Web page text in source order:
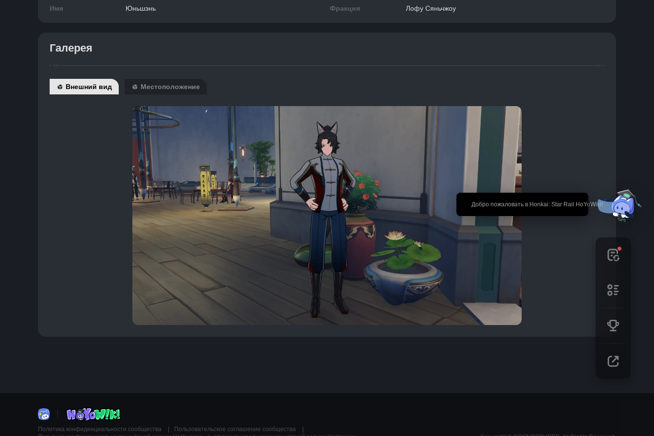
🎉 Добро пожаловать в Honkai: Star Rail HoYoWiki!
Имя Юньшэнь Фракция Лофу Сяньчжоу
Галерея
Внешний вид Местоположение
Политика конфиденциальности сообщества
Пользовательское соглашение сообщества